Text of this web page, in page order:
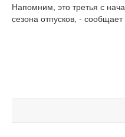
Напомним, это третья с
сезона отпусков, -